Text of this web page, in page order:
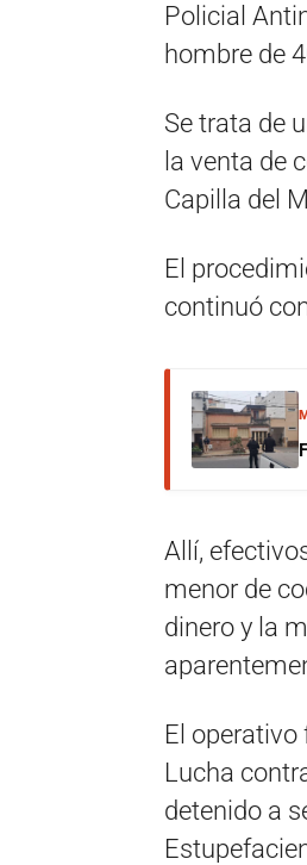
Policial
hombre de
Se trata de
la venta de
Capilla del
El
continuó
Allí,
menor de
dinero y la
El
Lucha
detenido a